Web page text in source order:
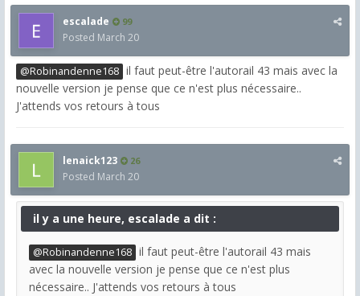
escalade 99
Posted March 20
@Robinandenne168 il faut peut-être l'autorail 43 mais avec la
nouvelle version je pense que ce n'est plus nécessaire..
J'attends vos retours à tous
lenaick123 26
Posted March 20
il y a une heure, escalade a dit :
@Robinandenne168 il faut peut-être l'autorail 43 mais
avec la nouvelle version je pense que ce n'est plus
nécessaire.. J'attends vos retours à tous